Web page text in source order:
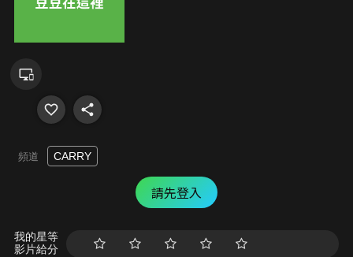
頻道 CARRY
請先登入
我的星等
影片給分